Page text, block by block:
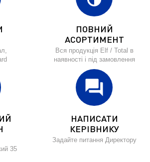
ПОВНИЙ
АСОРТИМЕНТ
Вся продукція Elf / Total в
наявності і під замовлення
35
forum
НАПИСАТИ
КЕРІВНИКУ
Задайте питання Директору